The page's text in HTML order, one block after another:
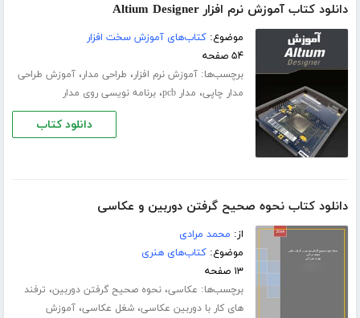
دانلود کتاب آموزش نرم افزار Altium Designer
موضوع:کتاب‌های آموزش سخت افزار
۵۴ صفحه
برچسب‌ها:آموزش نرم افزار، طراحی مدار،آموزش طراحی
مدار چاپی، مدار pcb ،برنامه نویسی روی مدار
دانلود کتاب
دانلود کتاب نحوه صحیح گرفتن دوربین و عکاسی
از: محمد مرادی
موضوع:کتاب‌های هنری
۱۳ صفحه
برچسب‌ها: عکاسی،نحوه صحیح گرفتن دوربین، ترفند
های کار با دوربین عکاسی،شغل عکاسی،آموزش